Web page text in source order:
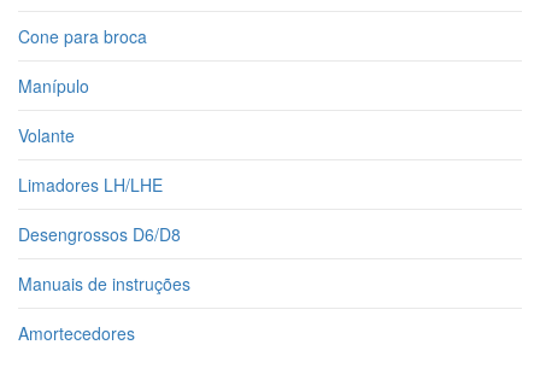
Cone para broca
Manípulo
Volante
Limadores LH/LHE
Desengrossos D6/D8
Manuais de instruções
Amortecedores